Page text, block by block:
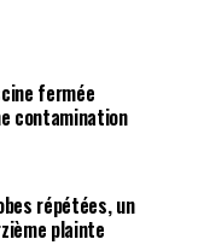
fermée
contamination
répétées, un
plainte